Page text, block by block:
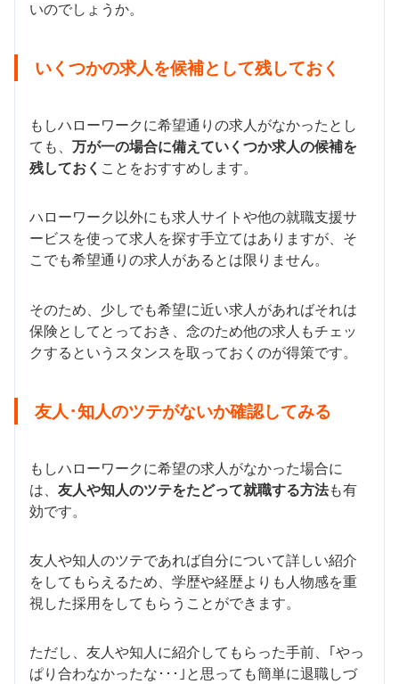
いのでしょうか。
いくつかの求人を候補として残しておく
もしハローワークに希望通りの求人がなかったとし
ても、 万が一の場合に備えていくつか求人の候補を
残しておく ことをおすすめします。
ハローワーク以外にも求人サイトや他の就職支援サ
ービスを使って求人を探す手立てはありますが、そ
こでも希望通りの求人があるとは限りません。
そのため、少しでも希望に近い求人があればそれは
保険としてとっておき、念のため他の求人もチェッ
クするというスタンスを取っておくのが得策です。
友人･知人のツテがないか確認してみる
もしハローワークに希望の求人がなかった場合に
は、 友人や知人のツテをたどって就職する方法も有
効です。
友人や知人のツテであれば自分について詳しい紹介
をしてもらえるため、学歴や経歴よりも人物感を重
視した採用をしてもらうことができます。
ただし、友人や知人に紹介してもらった手前、｢やっ
ぱり合わなかったな･･･｣と思っても簡単に退職しづ